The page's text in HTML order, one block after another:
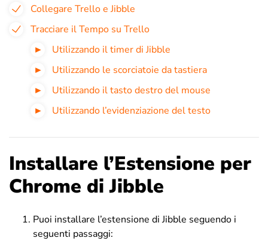
Collegare Trello e Jibble
Tracciare il Tempo su Trello
Utilizzando il timer di Jibble
Utilizzando le scorciatoie da tastiera
Utilizzando il tasto destro del mouse
Utilizzando l’evidenziazione del testo
Installare l’Estensione per
Chrome di Jibble
Puoi installare l’estensione di Jibble seguendo i
seguenti passaggi: